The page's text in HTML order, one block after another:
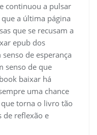
continuou a pulsar
a última página
que se recusam a
epub dos
de esperança
senso de que
baixar há
uma chance
torna o livro tão
de reflexão e